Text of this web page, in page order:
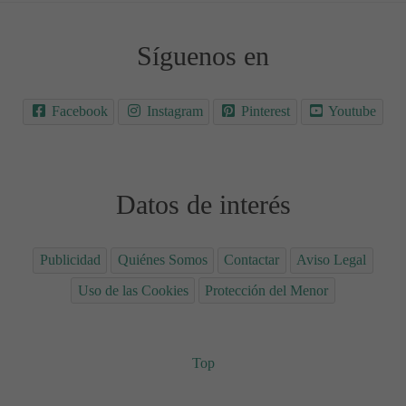
Síguenos en
Facebook Instagram Pinterest Youtube
Datos de interés
Publicidad Quiénes Somos Contactar
Aviso Legal
Uso de las Cookies
Protección del Menor
Top